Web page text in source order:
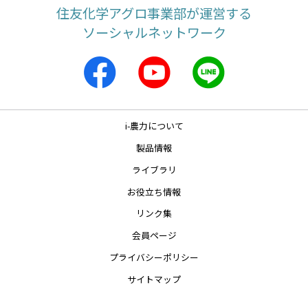
住友化学アグロ事業部が運営する
ソーシャルネットワーク
i-農力について
製品情報
ライブラリ
お役立ち情報
リンク集
会員ページ
プライバシーポリシー
サイトマップ